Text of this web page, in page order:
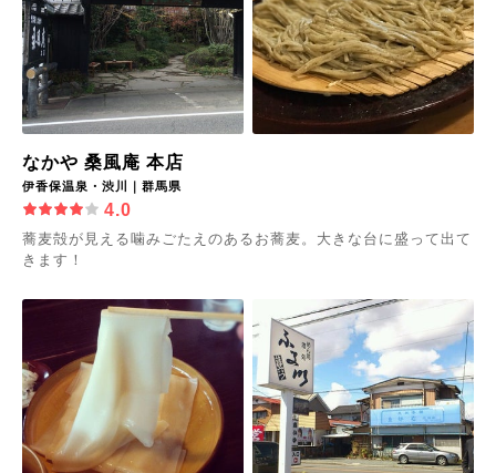
なかや 桑風庵 本店
伊香保温泉・渋川｜群馬県
4.0
蕎麦殻が見える噛みごたえのあるお蕎麦。大きな台に盛って出て
きます！